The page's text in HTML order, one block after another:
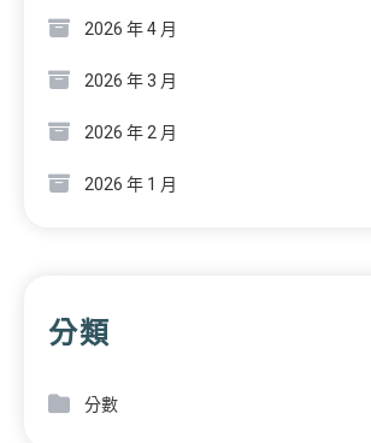
2026 年 4 月
2026 年 3 月
2026 年 2 月
2026 年 1 月
分類
分數